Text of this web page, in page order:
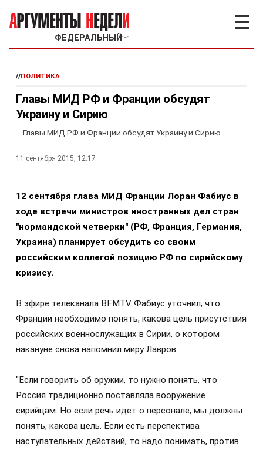
ФЕДЕРАЛЬНЫЙ ﹀
☰
//ПОЛИТИКА
Главы МИД РФ и Франции обсудят
Украину и Сирию
Главы МИД РФ и Франции обсудят Украину и Сирию
11 сентября 2015, 12:17
12 сентября глава МИД Франции Лоран Фабиус в
ходе встречи министров иностранных дел стран
"нормандской четверки" (РФ, Франция, Германия,
Украина) планирует обсудить со своим
российским коллегой позицию РФ по сирийскому
кризису.
В эфире телеканала BFMTV Фабиус уточнил, что
Франции необходимо понять, какова цель присутствия
российских военнослужащих в Сирии, о котором
накануне снова напомнил миру Лавров.
"Если говорить об оружии, то нужно понять, что
Россия традиционно поставляла вооружение
сирийцам. Но если речь идет о персонале, мы должны
понять, какова цель. Если есть перспектива
наступательных действий, то надо понимать, против